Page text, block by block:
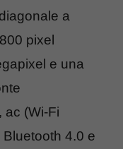
a
pixel
e una
ac (Wi-Fi
4.0 e